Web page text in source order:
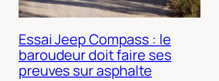
Essai Jeep Compass : le
baroudeur doit faire ses
preuves sur asphalte